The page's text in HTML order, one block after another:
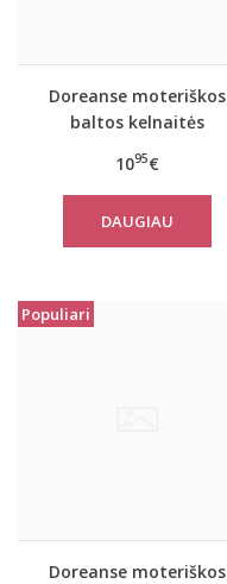
Doreanse moteriškos
baltos kelnaitės
neriniais
1095€
DAUGIAU
Populiari
Doreanse moteriškos